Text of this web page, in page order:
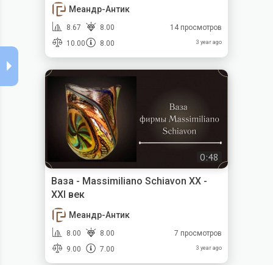
Меандр-Антик
8.67
8.00
10.00
8.00
14 просмотров
3 year ago
0:48
Ваза - Massimiliano Schiavon XX -
XXI век
Меандр-Антик
8.00
8.00
9.00
7.00
7 просмотров
3 year ago